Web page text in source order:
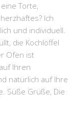
Torte,
Ich
und individuell.
die Kochlöffel
Ofen ist
Ihren
natürlich auf Ihre
Süße Grüße, Die